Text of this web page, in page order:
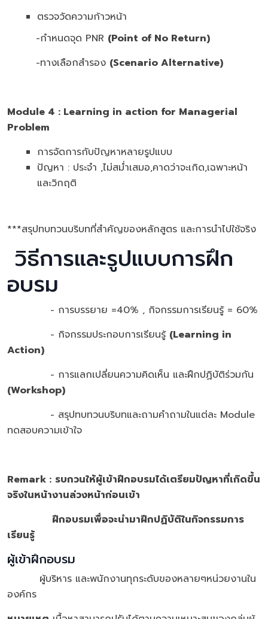
ตรวจวัดความก้าวหน้า
-กำหนดจุด PNR (Point of No Return)
-ทางเลือกสำรอง (Scenario Alternative)
Module 4 : Learning in action for Managerial
Problem
การจัดการกับปัญหาหลายรูปแบบ
ปัญหา : ประจำ ,ไม่สม่ำเสมอ,คาดว่าจะเกิด,เฉพาะหน้า
และวิกฤติ
***สรุปทบทวนบริบทที่สำคัญของหลักสูตร และการนำไปใช้จริง
วิธีการและรูปแบบการฝึก
อบรม
- การบรรยาย =40% , กิจกรรมการเรียนรู้ = 60%
- กิจกรรมประกอบการเรียนรู้ (Learning in
Action)
- การแลกเปลี่ยนความคิดเห็น และฝึกปฏิบัติร่วมกัน
(Workshop)
- สรุปทบทวนบริบทและถามคำถามในแต่ละ Module
ทดสอบความเข้าใจ
Remark : รบกวนให้ผู้เข้าฝึกอบรมได้เตรียมปัญหาที่เกิดขึ้น
จริงในหน้างานล่วงหน้าก่อนเข้า
ฝึกอบรมเพื่อจะนำมาฝึกปฏิบัติในกิจกรรมการ
เรียนรู้
ผู้เข้าฝึกอบรม
ผู้บริหาร และพนักงานทุกระดับของหลายๆหน่วยงานใน
องค์กร